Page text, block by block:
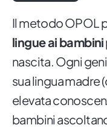
Il metodo OPOL
lingue ai bambini
nascita. Ogni
sua lingua madre
elevata
bambini